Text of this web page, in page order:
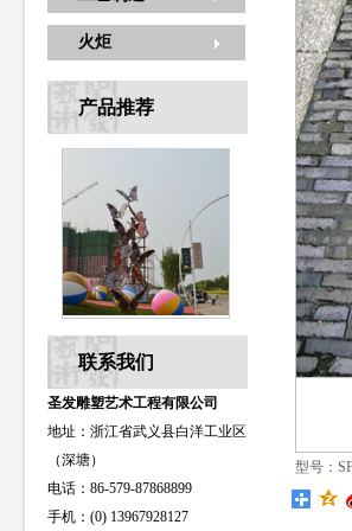
火炬
产品推荐
联系我们
圣发雕塑艺术工程有限公司
地址：浙江省武义县白洋工业区
（深塘）
电话：86-579-87868899
手机：(0) 13967928127
型号：